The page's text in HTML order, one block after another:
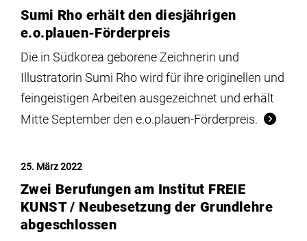
Sumi Rho erhält den diesjährigen
e.o.plauen-Förderpreis
Die in Südkorea geborene Zeichnerin und
Illustratorin Sumi Rho wird für ihre originellen und
feingeistigen Arbeiten ausgezeichnet und erhält
Mitte September den e.o.plauen-Förderpreis.
25. März 2022
Zwei Berufungen am Institut FREIE
KUNST / Neubesetzung der Grundlehre
abgeschlossen